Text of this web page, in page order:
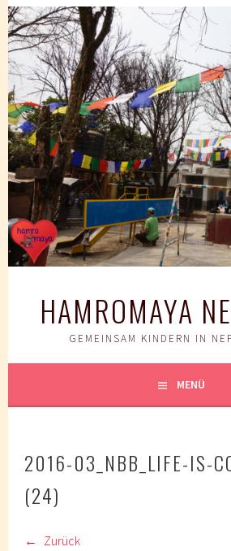
Springe
zum
Inhalt
HAMROMAYA
GEMEINSAM KINDERN IN
MENÜ
2016-03_NBB_LIFE-IS-
(24)
Zurück